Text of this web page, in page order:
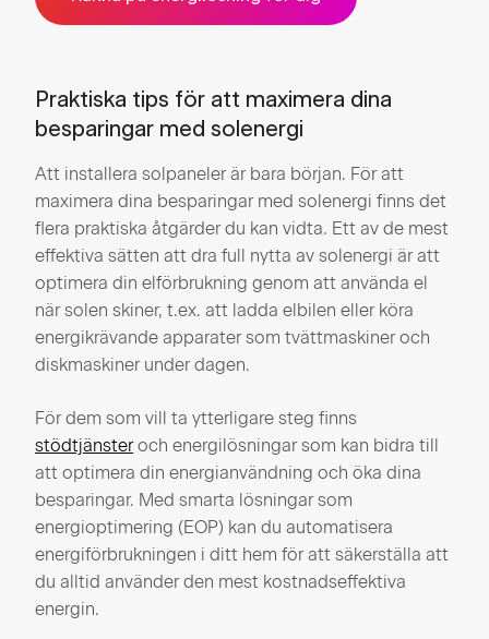
Praktiska tips för att maximera dina
besparingar med solenergi
Att installera solpaneler är bara början. För att
maximera dina besparingar med solenergi finns det
flera praktiska åtgärder du kan vidta. Ett av de mest
effektiva sätten att dra full nytta av solenergi är att
optimera din elförbrukning genom att använda el
när solen skiner, t.ex. att ladda elbilen eller köra
energikrävande apparater som tvättmaskiner och
diskmaskiner under dagen.
För dem som vill ta ytterligare steg finns
stödtjänsteroch energilösningar som kan bidra till
att optimera din energianvändning och öka dina
besparingar. Med smarta lösningar som
energioptimering (EOP) kan du automatisera
energiförbrukningen i ditt hem för att säkerställa att
du alltid använder den mest kostnadseffektiva
energin.